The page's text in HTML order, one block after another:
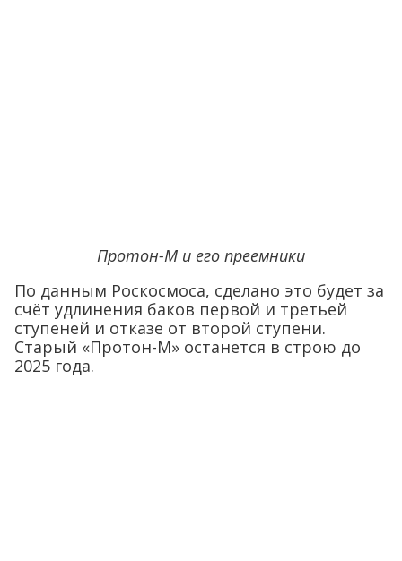
Протон-М и его преемники
По данным Роскосмоса, сделано это будет за
счёт удлинения баков первой и третьей
ступеней и отказе от второй ступени.
Старый «Протон-М» останется в строю до
2025 года.